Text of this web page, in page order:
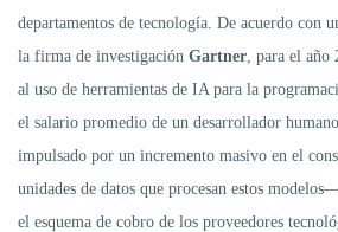
departamentos de tecnología. De acuerdo con
la firma de investigación Gartner , para el
al uso de herramientas de IA para la
el salario promedio de un desarrollador
impulsado por un incremento masivo en el
unidades de datos que procesan estos
el esquema de cobro de los proveedores